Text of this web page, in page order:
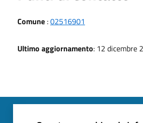
Comune :02516901
Ultimo aggiornamento: 12 dicembre